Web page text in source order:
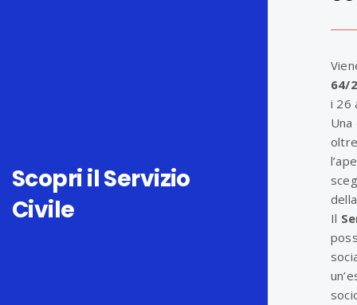
Scopri il Servizio
Civile
64/
i 26
Il